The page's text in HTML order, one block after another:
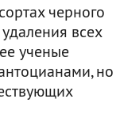
черного
всех
ученые
но